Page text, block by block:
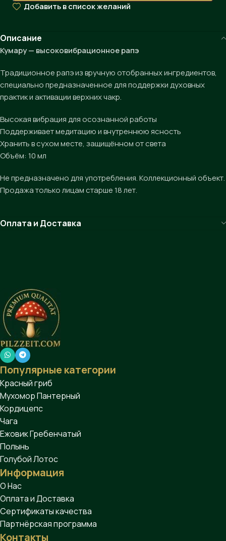
Добавить в список желаний
Описание
Кумару — высоковибрационное рапэ
Традиционное рапэ из вручную отобранных ингредиентов,
специально предназначенное для поддержки духовных
практик и активации верхних чакр.
Высокая вибрация для осознанной работы
Поддерживает медитацию и внутреннюю ясность
Хранить в сухом месте, защищённом от света
Объём: 10 мл
Не предназначено для употребления. Коллекционный объект.
Продажа только лицам старше 18 лет.
Оплата и Доставка
Популярные категории
Красный гриб
Мухомор Пантерный
Кордицепс
Чага
Ежовик Гребенчатый
Полынь
Голубой Лотос
Информация
О Нас
Оплата и Доставка
Сертификаты качества
Партнёрская программа
Контакты